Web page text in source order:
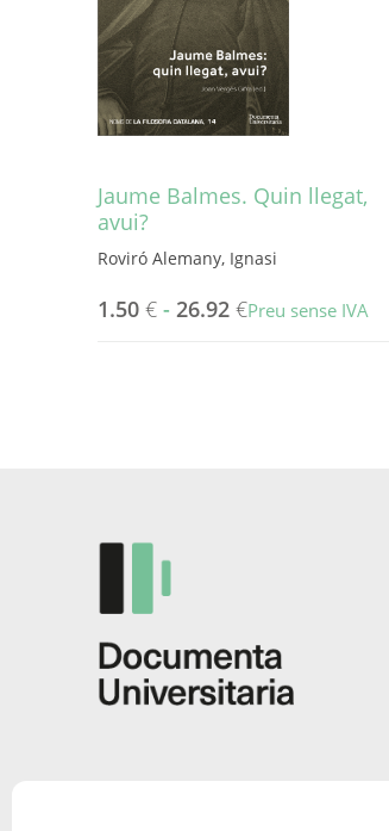
Jaume Balmes. Quin llegat,
avui?
Roviró Alemany, Ignasi
1.50 € - 26.92 €Preu sense IVA